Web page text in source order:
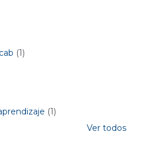
(1)
(1)
Ver todos